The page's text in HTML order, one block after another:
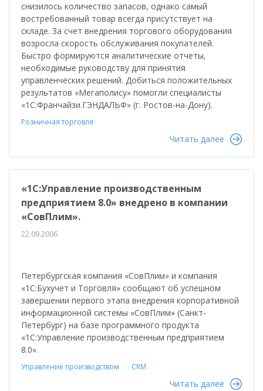
снизилось количество запасов, однако самый
востребованный товар всегда присутствует на
складе. За счет внедрения торгового оборудования
возросла скорость обслуживания покупателей.
Быстро формируются аналитические отчеты,
необходимые руководству для принятия
управленческих решений. Добиться положительных
результатов «Мегаполису» помогли специалисты
«1С:Франчайзи.ГЭНДАЛЬФ» (г. Ростов-на-Дону).
Розничная торговля
Читать далее
«1С:Управление производственным
предприятием 8.0» внедрено в компании
«СовПлим».
22.09.2006
Петербургская компания «СовПлим» и компания
«1С:Бухучет и Торговля» сообщают об успешном
завершении первого этапа внедрения корпоративной
информационной системы «СовПлим» (Санкт-
Петербург) на базе программного продукта
«1С:Управление производственным предприятием
8.0».
Управление производством CRM
Читать далее